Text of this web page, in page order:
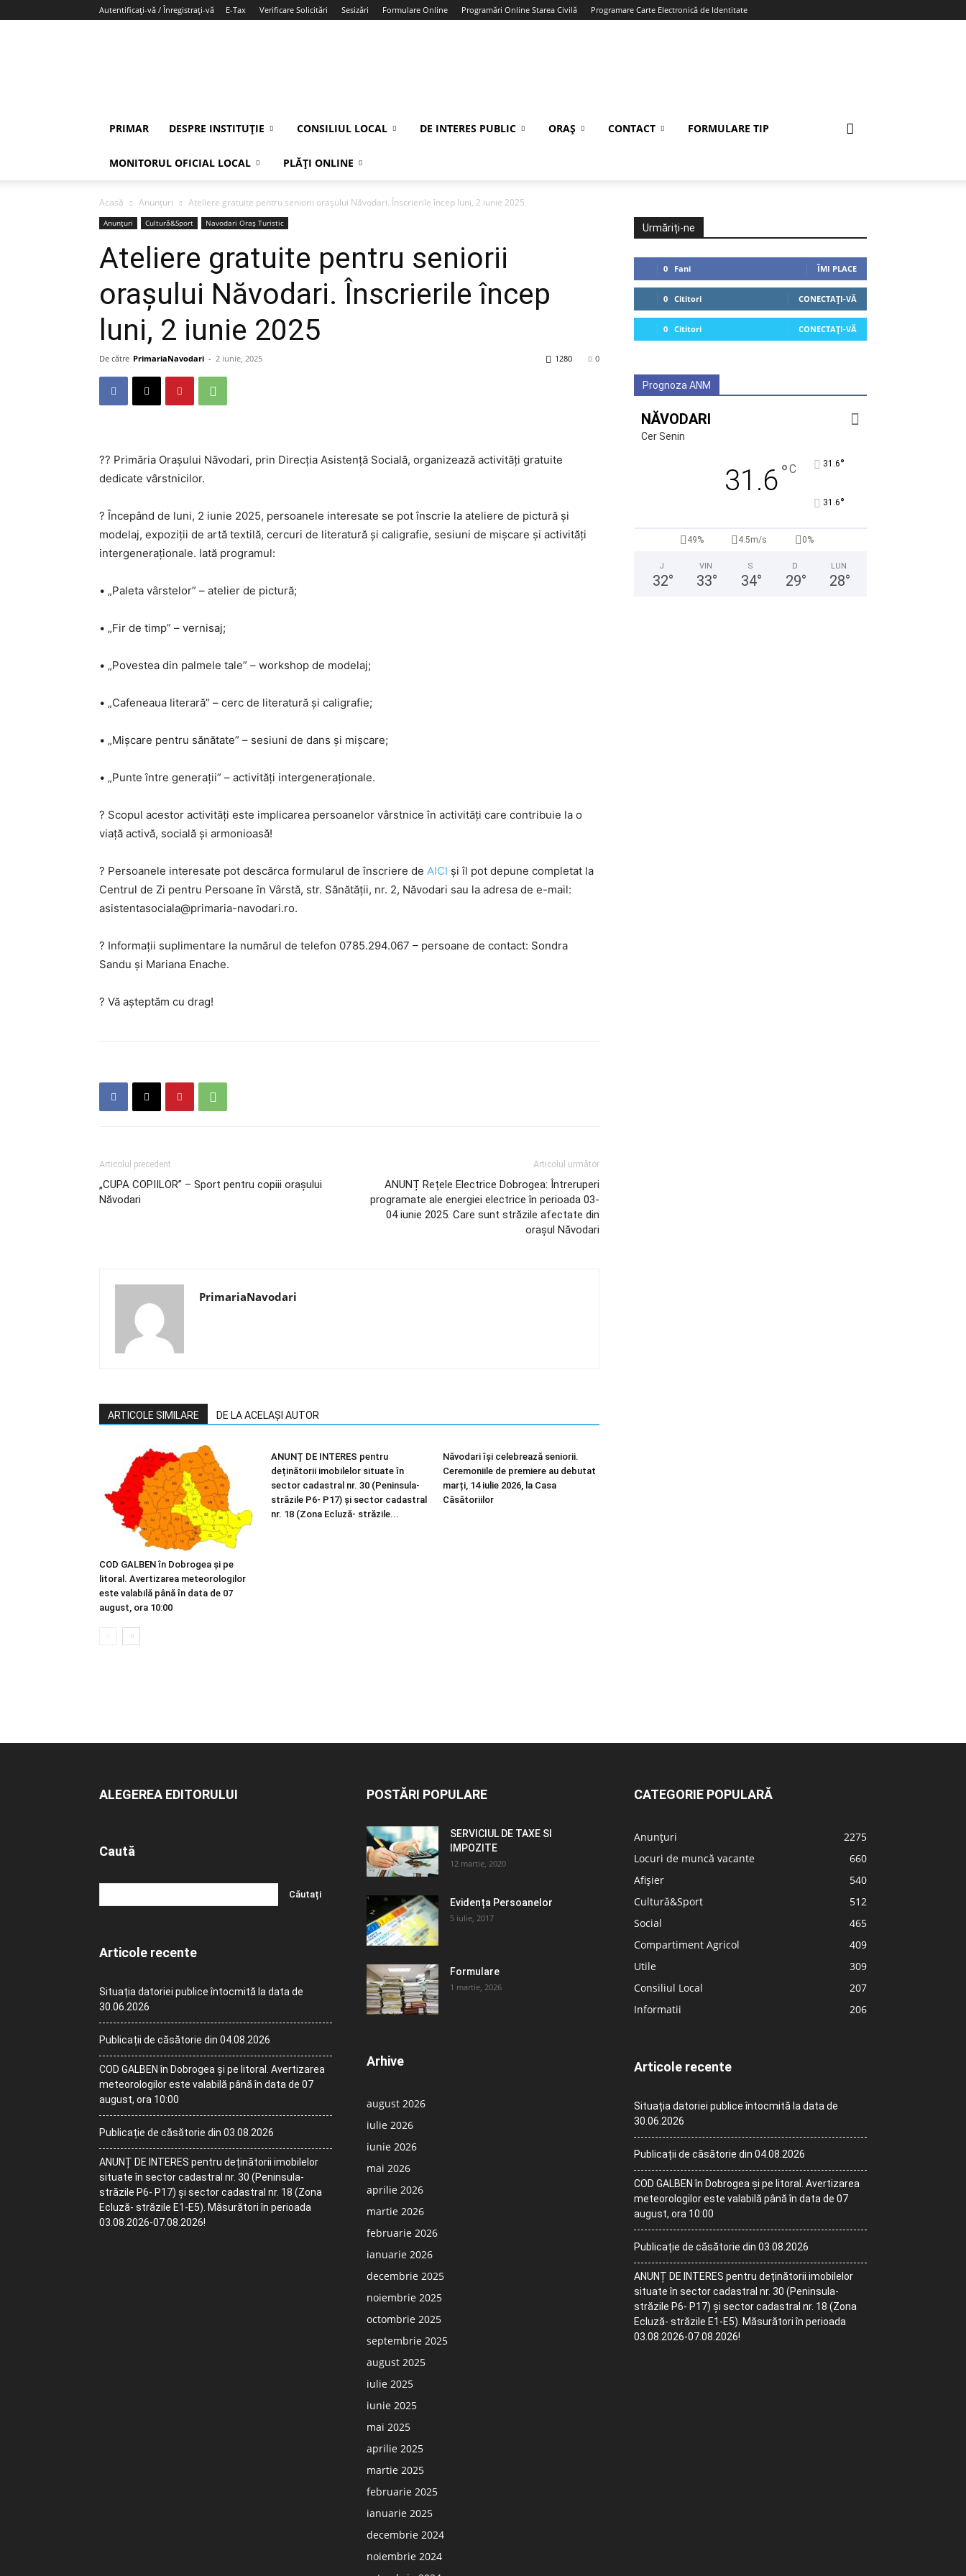
Autentificați-vă / Înregistrați-vă E-Tax Verificare Solicitări Sesizări Formulare Online Programări Online Starea Civilă Programare Carte Electronică de Identitate
PRIMAR DESPRE INSTITUȚIE CONSILIUL LOCAL DE INTERES PUBLIC ORAȘ CONTACT FORMULARE TIP
MONITORUL OFICIAL LOCAL PLĂȚI ONLINE
Acasă Anunțuri Ateliere gratuite pentru seniorii orașului Năvodari. Înscrierile încep luni, 2 iunie 2025
Anunțuri Cultură&Sport Navodari Oraș Turistic
Ateliere gratuite pentru seniorii
orașului Năvodari. Înscrierile încep
luni, 2 iunie 2025
De către PrimariaNavodari - 2 iunie, 2025 0
1280
?? Primăria Orașului Năvodari, prin Direcția Asistență Socială, organizează activități gratuite
dedicate vârstnicilor.
? Începând de luni, 2 iunie 2025, persoanele interesate se pot înscrie la ateliere de pictură și
modelaj, expoziții de artă textilă, cercuri de literatură și caligrafie, sesiuni de mișcare și activități
intergeneraționale. Iată programul:
• „Paleta vârstelor” – atelier de pictură;
• „Fir de timp” – vernisaj;
• „Povestea din palmele tale” – workshop de modelaj;
• „Cafeneaua literară” – cerc de literatură și caligrafie;
• „Mișcare pentru sănătate” – sesiuni de dans și mișcare;
• „Punte între generații” – activități intergeneraționale.
? Scopul acestor activități este implicarea persoanelor vârstnice în activități care contribuie la o
viață activă, socială și armonioasă!
? Persoanele interesate pot descărca formularul de înscriere de AICI și îl pot depune completat la
Centrul de Zi pentru Persoane în Vârstă, str. Sănătății, nr. 2, Năvodari sau la adresa de e-mail:
asistentasociala@primaria-navodari.ro.
? Informații suplimentare la numărul de telefon 0785.294.067 – persoane de contact: Sondra
Sandu și Mariana Enache.
? Vă așteptăm cu drag!
Articolul precedent
„CUPA COPIILOR” – Sport pentru copiii orașului
Năvodari
Articolul următor
ANUNȚ Rețele Electrice Dobrogea: Întreruperi
programate ale energiei electrice în perioada 03-
04 iunie 2025. Care sunt străzile afectate din
orașul Năvodari
PrimariaNavodari
ARTICOLE SIMILARE DE LA ACELAȘI AUTOR
COD GALBEN în Dobrogea și pe
litoral. Avertizarea meteorologilor
este valabilă până în data de 07
august, ora 10:00
ANUNȚ DE INTERES pentru
deținătorii imobilelor situate în
sector cadastral nr. 30 (Peninsula-
străzile P6- P17) și sector cadastral
nr. 18 (Zona Ecluză- străzile...
Năvodari își celebrează seniorii.
Ceremoniile de premiere au debutat
marți, 14 iulie 2026, la Casa
Căsătoriilor
Urmăriți-ne
0 Fani ÎMI PLACE
0 Cititori CONECTAȚI-VĂ
0 Cititori CONECTAȚI-VĂ
Prognoza ANM
NĂVODARI
Cer Senin
31.6°C 31.6°
31.6°
49% 4.5m/s 0%
J
32°
VIN
33°
S
34°
D
29°
LUN
28°
ALEGEREA EDITORULUI
Caută
Articole recente
Situația datoriei publice întocmită la data de
30.06.2026
Publicații de căsătorie din 04.08.2026
COD GALBEN în Dobrogea și pe litoral. Avertizarea
meteorologilor este valabilă până în data de 07
august, ora 10:00
Publicație de căsătorie din 03.08.2026
ANUNȚ DE INTERES pentru deținătorii imobilelor
situate în sector cadastral nr. 30 (Peninsula-
străzile P6- P17) și sector cadastral nr. 18 (Zona
Ecluză- străzile E1-E5). Măsurători în perioada
03.08.2026-07.08.2026!
POSTĂRI POPULARE
SERVICIUL DE TAXE SI
IMPOZITE
12 martie, 2020
Evidența Persoanelor
5 iulie, 2017
Formulare
1 martie, 2026
Arhive
august 2026
iulie 2026
iunie 2026
mai 2026
aprilie 2026
martie 2026
februarie 2026
ianuarie 2026
decembrie 2025
noiembrie 2025
octombrie 2025
septembrie 2025
august 2025
iulie 2025
iunie 2025
mai 2025
aprilie 2025
martie 2025
februarie 2025
ianuarie 2025
decembrie 2024
noiembrie 2024
CATEGORIE POPULARĂ
Anunțuri
2275
Locuri de muncă vacante
660
Afișier
540
Cultură&Sport
512
Social
465
Compartiment Agricol
409
Utile
309
Consiliul Local
207
Informatii
206
Articole recente
Situația datoriei publice întocmită la data de
30.06.2026
Publicații de căsătorie din 04.08.2026
COD GALBEN în Dobrogea și pe litoral. Avertizarea
meteorologilor este valabilă până în data de 07
august, ora 10:00
Publicație de căsătorie din 03.08.2026
ANUNȚ DE INTERES pentru deținătorii imobilelor
situate în sector cadastral nr. 30 (Peninsula-
străzile P6- P17) și sector cadastral nr. 18 (Zona
Ecluză- străzile E1-E5). Măsurători în perioada
03.08.2026-07.08.2026!